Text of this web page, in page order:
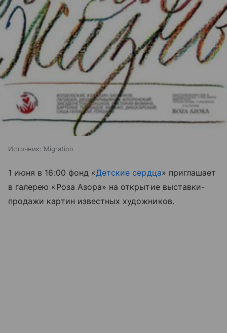
Источник: Migration
1 июня в 16:00 фонд «Детские сердца» приглашает
в галерею «Роза Азора» на открытие выставки-
продажи картин известных художников.